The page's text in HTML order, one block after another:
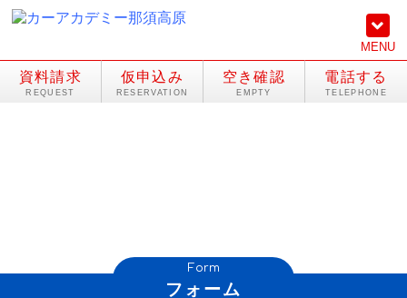
資料請求 仮申込み 空き確認 電話する
Form
フォーム
MENU